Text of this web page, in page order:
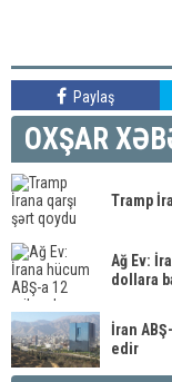
Paylaş
OXŞAR
Tramp
Ağ Ev:
dollara
İran
edir